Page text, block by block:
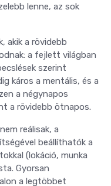
lenne, az sok
akik a rövidebb
a fejlett világban
szerint
káros a mentális, és a
a négynapos
a rövidebb ötnapos.
reálisak, a
beállíthatók a
(lokáció, munka
Gyorsan
a legtöbbet